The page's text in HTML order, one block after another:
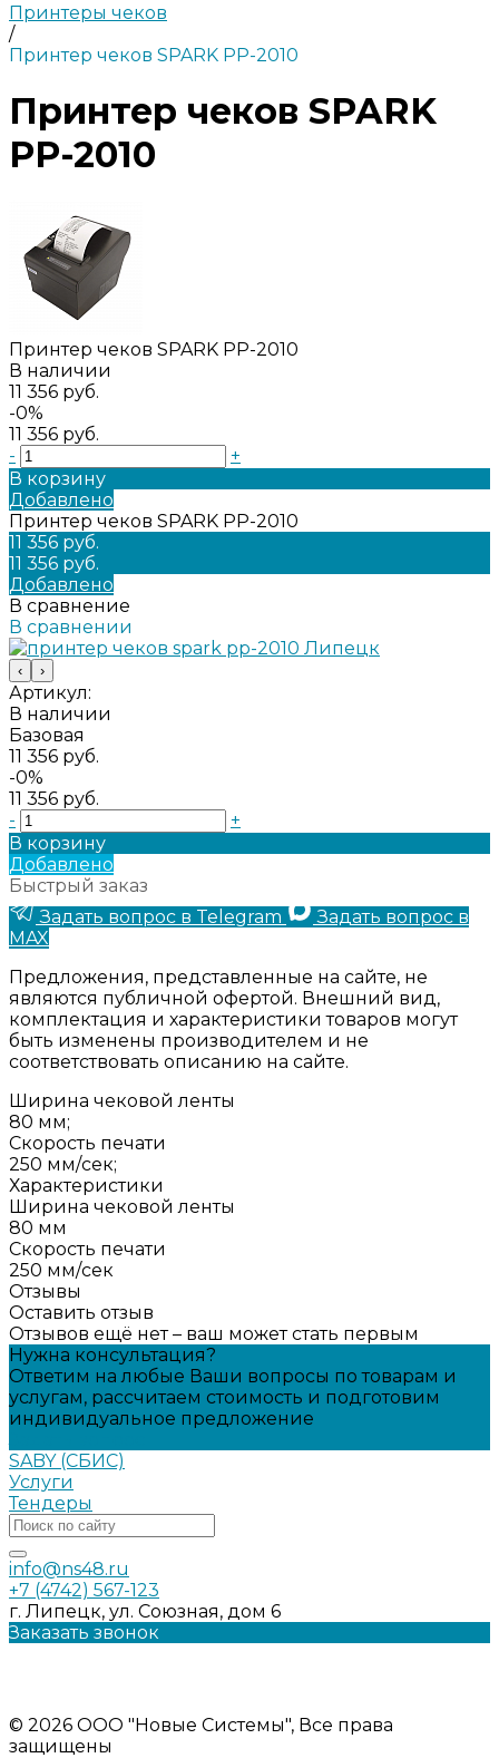
Принтеры чеков
/
Принтер чеков SPARK PP-2010
Принтер чеков SPARK
PP-2010
Принтер чеков SPARK PP-2010
В наличии
11 356 руб.
-0%
11 356 руб.
-
+
В корзину
Добавлено
Принтер чеков SPARK PP-2010
11 356 руб.
11 356 руб.
Добавлено
В сравнение
В сравнении
‹ ›
Артикул:
В наличии
Базовая
11 356 руб.
-0%
11 356 руб.
-
+
В корзину
Добавлено
Быстрый заказ
Задать вопрос в Telegram
Задать вопрос в
MAX
Предложения, представленные на сайте, не
являются публичной офертой. Внешний вид,
комплектация и характеристики товаров могут
быть изменены производителем и не
соответствовать описанию на сайте.
Ширина чековой ленты
80 мм;
Скорость печати
250 мм/сек;
Характеристики
Ширина чековой ленты
80 мм
Скорость печати
250 мм/сек
Отзывы
Оставить отзыв
Отзывов ещё нет – ваш может стать первым
Нужна консультация?
Ответим на любые Ваши вопросы по товарам и
услугам, рассчитаем стоимость и подготовим
индивидуальное предложение
SABY (СБИС)
Услуги
Тендеры
info@ns48.ru
+7 (4742) 567-123
г. Липецк, ул. Союзная, дом 6
Заказать звонок
© 2026 ООО "Новые Системы", Все права
защищены